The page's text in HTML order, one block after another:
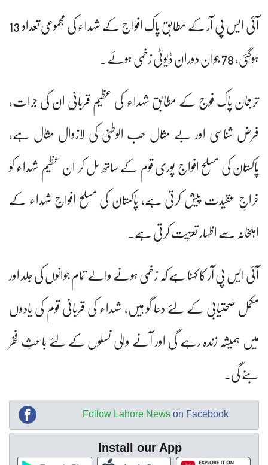
آئی ایس پی آر کے مطابق پاک افواج کے شہداء کی مجموعی تعداد 13
ہوگئی، 78 جوان دوران ڈیوٹی زخمی ہوئے۔
ترجمان پاک فوج کے مطابق شہداء کی عظیم قربانی ان کی جرات،
فرض شناسی اور بے مثال حب الوطنی کی لازوال مثال ہے،
پاکستان کی مسلح افواج پوری قوم کے ساتھ مل کر ان عظیم شہداء کو
خراجِ عقیدت پیش کرتی ہے، پاکستان کی مسلح افواج شہداء کے
اہلخانہ سے اظہار تعزیت کرتی ہے۔
آئی ایس پی آر کا کہنا ہے کہ زخمی ہونے والے تمام جوانوں کی جلد اور
مکمل صحتیابی کے لئے دعا گو ہیں، شہداء کی قربانی قوم کی یادوں
میں ہمیشہ زندہ رہے گی اور آنے والی نسلوں کے لئے باعثِ فخر
بنے گی۔
Follow Lahore News on Facebook
Install our App